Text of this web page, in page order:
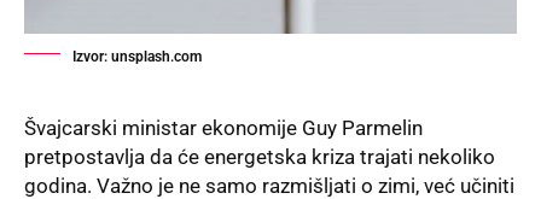
Izvor: unsplash.com
Švajcarski ministar ekonomije Guy Parmelin
pretpostavlja da će energetska kriza trajati nekoliko
godina. Važno je ne samo razmišljati o zimi, već učiniti